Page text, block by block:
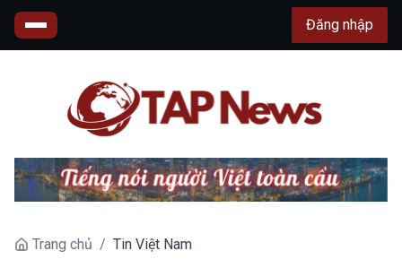
Đăng nhập
Trang chủ / Tin Việt Nam